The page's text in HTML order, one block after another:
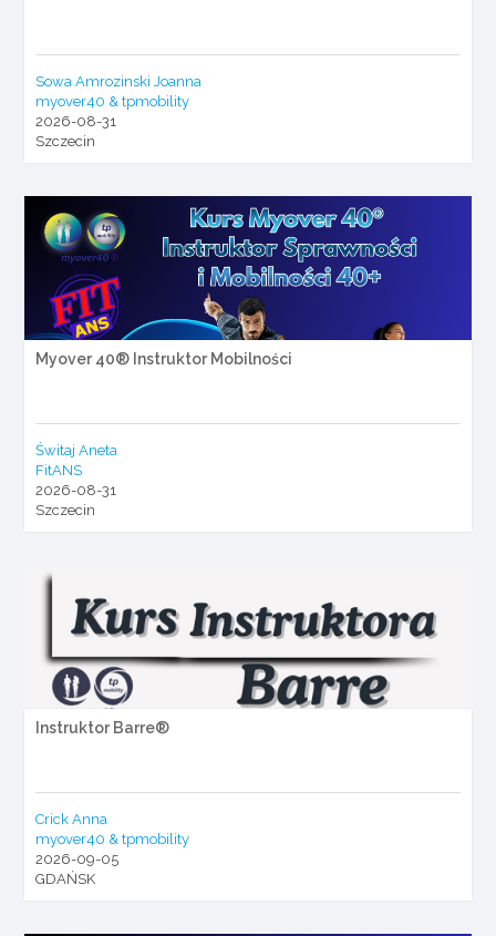
Sowa Amrozinski Joanna
myover40 & tpmobility
2026-08-31
Szczecin
Myover 40® Instruktor Mobilności
Świtaj Aneta
FitANS
2026-08-31
Szczecin
Instruktor Barre®
Crick Anna
myover40 & tpmobility
2026-09-05
GDAŃSK